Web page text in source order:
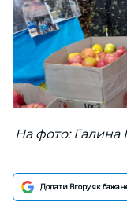
На фото: Галина
Додати Вгору як